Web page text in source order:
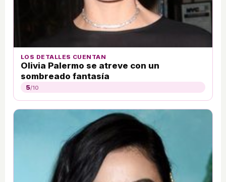
LOS DETALLES CUENTAN
Olivia Palermo se atreve con un
sombreado fantasía
5/10